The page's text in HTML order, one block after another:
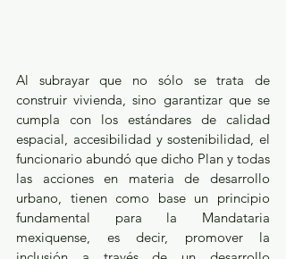
Al subrayar que no sólo se trata de
construir vivienda, sino garantizar que se
cumpla con los estándares de calidad
espacial, accesibilidad y sostenibilidad, el
funcionario abundó que dicho Plan y todas
las acciones en materia de desarrollo
urbano, tienen como base un principio
fundamental para la Mandataria
mexiquense, es decir, promover la